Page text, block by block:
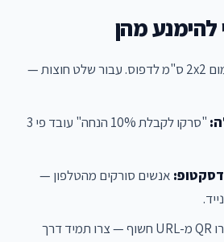
להימנע מהן
מינימום 2x2 ס"מ לדפוס. עבור שלט חוצות —
"סרקו לקבלת 10% הנחה" עובד פי 3
אנשים סורקים מהטלפון —
אל תיצרו QR מ-URL חשוף — צרו תמיד דרך